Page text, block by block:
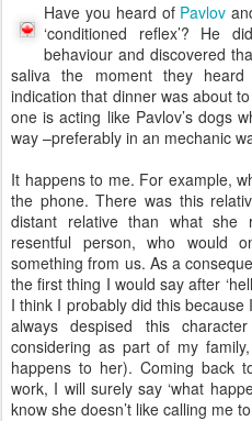
Have you heard of Pavlov
‘conditioned reflex’? He
behaviour and discovered
saliva the moment they
indication that dinner was about
one is acting like Pavlov’s dogs
way –preferably in an mechanic
It happens to me. For example,
the phone. There was this
distant relative than what she
resentful person, who would
something from us. As a
the first thing I would say after
I think I probably did this
always despised this
considering as part of my
happens to her). Coming back
work, I will surely say ‘what
know she doesn’t like calling me